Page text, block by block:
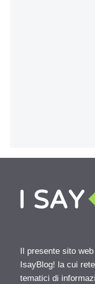
Il presente sito
IsayBlog! la cui
tematici di